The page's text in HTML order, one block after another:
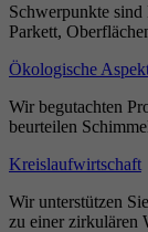
Schwerpunkte
Parkett,
Ökologische
Wir begutachten
beurteilen
Kreislaufwirtschaft
Wir unterstützen
zu einer zirkulären